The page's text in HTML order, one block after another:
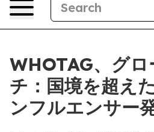
WHOTAG、グ
チ：国境を超え
ンフルエンサー